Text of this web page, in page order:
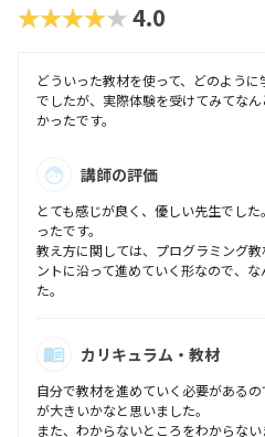
★★★★★4.0
どういった教材を使って、どのよう
でしたが、実際体験を受けてみてな
かったです。
講師の評価
とても感じが良く、優しい先生でし
ったです。
教え方に関しては、プログラミング
ントに沿って進めていく形なので、
た。
カリキュラム・教材
自分で教材を進めていく必要がある
が大きいかなと思いました。
また、わからないところをわからな